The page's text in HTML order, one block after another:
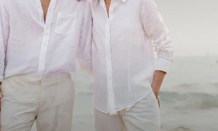
Calvin Klein Tommy Hilfiger
Erkek Medium
₺2.144,35 ₺3.299,00
Ücretsiz Kargo